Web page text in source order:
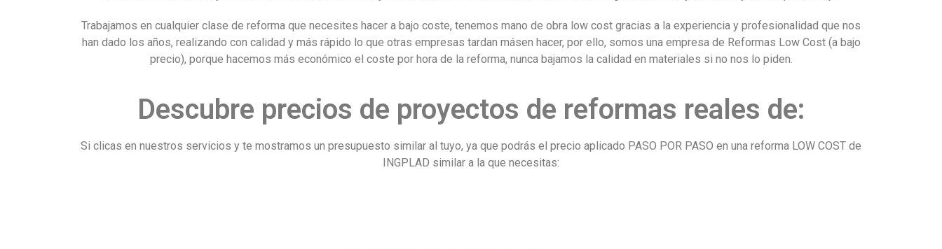
Trabajamos en cualquier clase de reforma que necesites hacer a bajo coste, tenemos mano de obra low cost gracias a la experiencia y profesionalidad que nos
han dado los años, realizando con calidad y más rápido lo que otras empresas tardan másen hacer, por ello, somos una empresa de Reformas Low Cost (a bajo
precio), porque hacemos más económico el coste por hora de la reforma, nunca bajamos la calidad en materiales si no nos lo piden.
Descubre precios de proyectos de reformas reales de:
Si clicas en nuestros servicios y te mostramos un presupuesto similar al tuyo, ya que podrás el precio aplicado PASO POR PASO en una reforma LOW COST de
INGPLAD similar a la que necesitas: